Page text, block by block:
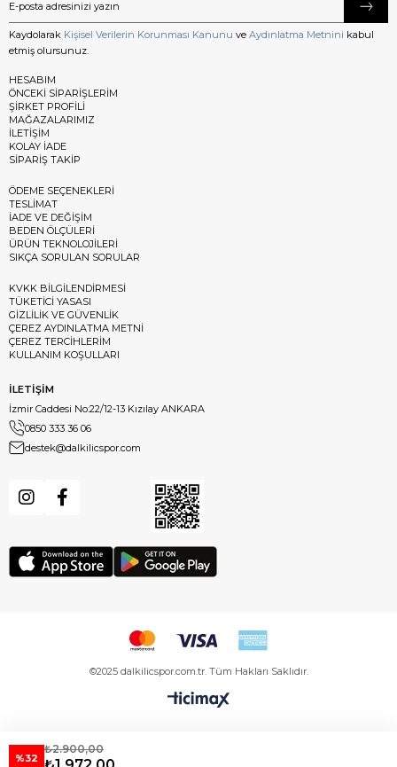
Kaydolarak Kişisel Verilerin Korunması Kanunu ve Aydınlatma Metnini kabul
etmiş olursunuz.
HESABIM
ÖNCEKİ SİPARİŞLERİM
ŞİRKET PROFİLİ
MAĞAZALARIMIZ
İLETİŞİM
KOLAY İADE
SİPARİŞ TAKİP
ÖDEME SEÇENEKLERİ
TESLİMAT
İADE VE DEĞİŞİM
BEDEN ÖLÇÜLERİ
ÜRÜN TEKNOLOJİLERİ
SIKÇA SORULAN SORULAR
KVKK BİLGİLENDİRMESİ
TÜKETİCİ YASASI
GİZLİLİK VE GÜVENLİK
ÇEREZ AYDINLATMA METNİ
ÇEREZ TERCİHLERİM
KULLANIM KOŞULLARI
İLETİŞİM
İzmir Caddesi No:22/12-13 Kızılay ANKARA
0850 333 36 06
destek@dalkilicspor.com
©2025 dalkilicspor.com.tr. Tüm Hakları Saklıdır.
%32
₺2.900,00